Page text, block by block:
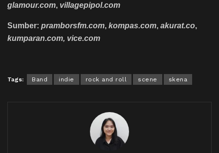
glamour.com, villagepipol.com
Sumber: pramborsfm.com, kompas.com, akurat.co,
kumparan.com, vice.com
Tags: Band indie rock and roll scene skena